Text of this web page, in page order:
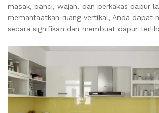
masak, panci, wajan, dan perkakas dapur
memanfaatkan ruang vertikal, Anda dapat
secara signifikan dan membuat dapur